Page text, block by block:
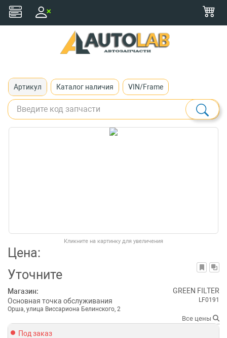
Артикул Каталог наличия VIN/Frame
Кликните на картинку для увеличения
Цена:
Уточните
Магазин:
Основная точка обслуживания
Орша, улица Виссариона Белинского, 2
GREEN FILTER
LF0191
Все цены
Под заказ